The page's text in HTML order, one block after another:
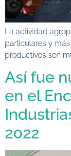
La actividad
particulares y
productivos son
Así fue
en el
2022